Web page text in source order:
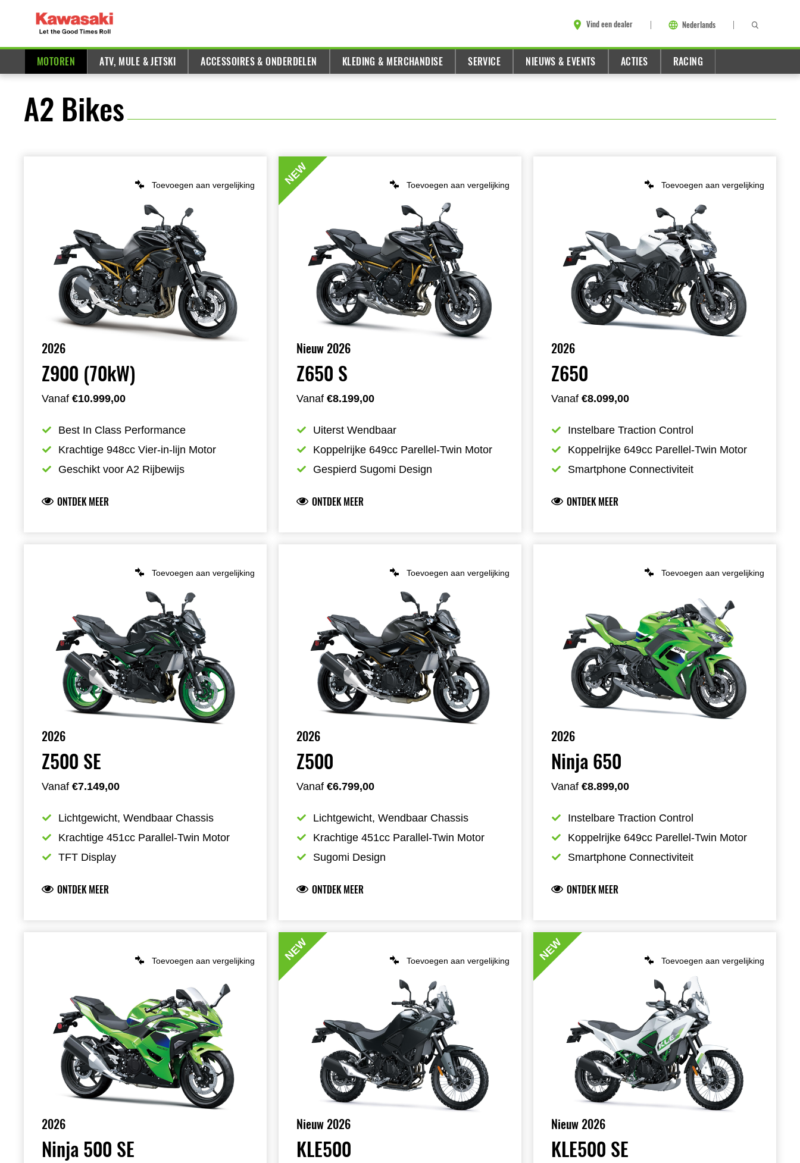
Vind een dealer Nederlands
MOTOREN ATV, MULE & JETSKI ACCESSOIRES & ONDERDELEN KLEDING & MERCHANDISE SERVICE NIEUWS & EVENTS ACTIES RACING
A2 Bikes
Toevoegen aan vergelijking
2026
Z900 (70kW)
Vanaf €10.999,00
Best In Class Performance
Krachtige 948cc Vier-in-lijn Motor
Geschikt voor A2 Rijbewijs
ONTDEK MEER
Toevoegen aan vergelijking
Nieuw 2026
Z650 S
Vanaf €8.199,00
Uiterst Wendbaar
Koppelrijke 649cc Parellel-Twin Motor
Gespierd Sugomi Design
ONTDEK MEER
NEW Toevoegen aan vergelijking
2026
Z650
Vanaf €8.099,00
Instelbare Traction Control
Koppelrijke 649cc Parellel-Twin Motor
Smartphone Connectiviteit
ONTDEK MEER
Toevoegen aan vergelijking
2026
Z500 SE
Vanaf €7.149,00
Lichtgewicht, Wendbaar Chassis
Krachtige 451cc Parallel-Twin Motor
TFT Display
ONTDEK MEER
Toevoegen aan vergelijking
2026
Z500
Vanaf €6.799,00
Lichtgewicht, Wendbaar Chassis
Krachtige 451cc Parallel-Twin Motor
Sugomi Design
ONTDEK MEER
Toevoegen aan vergelijking
2026
Ninja 650
Vanaf €8.899,00
Instelbare Traction Control
Koppelrijke 649cc Parellel-Twin Motor
Smartphone Connectiviteit
ONTDEK MEER
Toevoegen aan vergelijking
2026
Ninja 500 SE
Toevoegen aan vergelijking
Nieuw 2026
KLE500
NEW Toevoegen aan vergelijking
Nieuw 2026
KLE500 SE
NEW